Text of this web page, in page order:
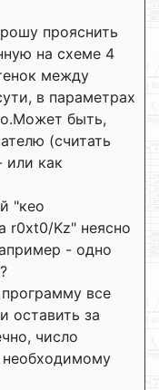
прояснить
на схеме 4
между
в параметрах
быть,
(считать
или как
"кео
r0xt0/Kz" неясно
- одно
все
оставить за
число
необходимому